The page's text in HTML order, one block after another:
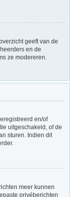
geeft van de
en de
ze modereren.
en/of
uitgeschakeld, of de
sturen. Indien dit
meer kunnen
privéberichten